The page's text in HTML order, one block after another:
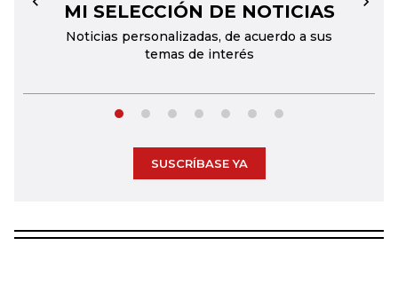
MI SELECCIÓN DE NOTICIAS
Noticias personalizadas, de acuerdo a sus
temas de interés
← →
SUSCRÍBASE YA